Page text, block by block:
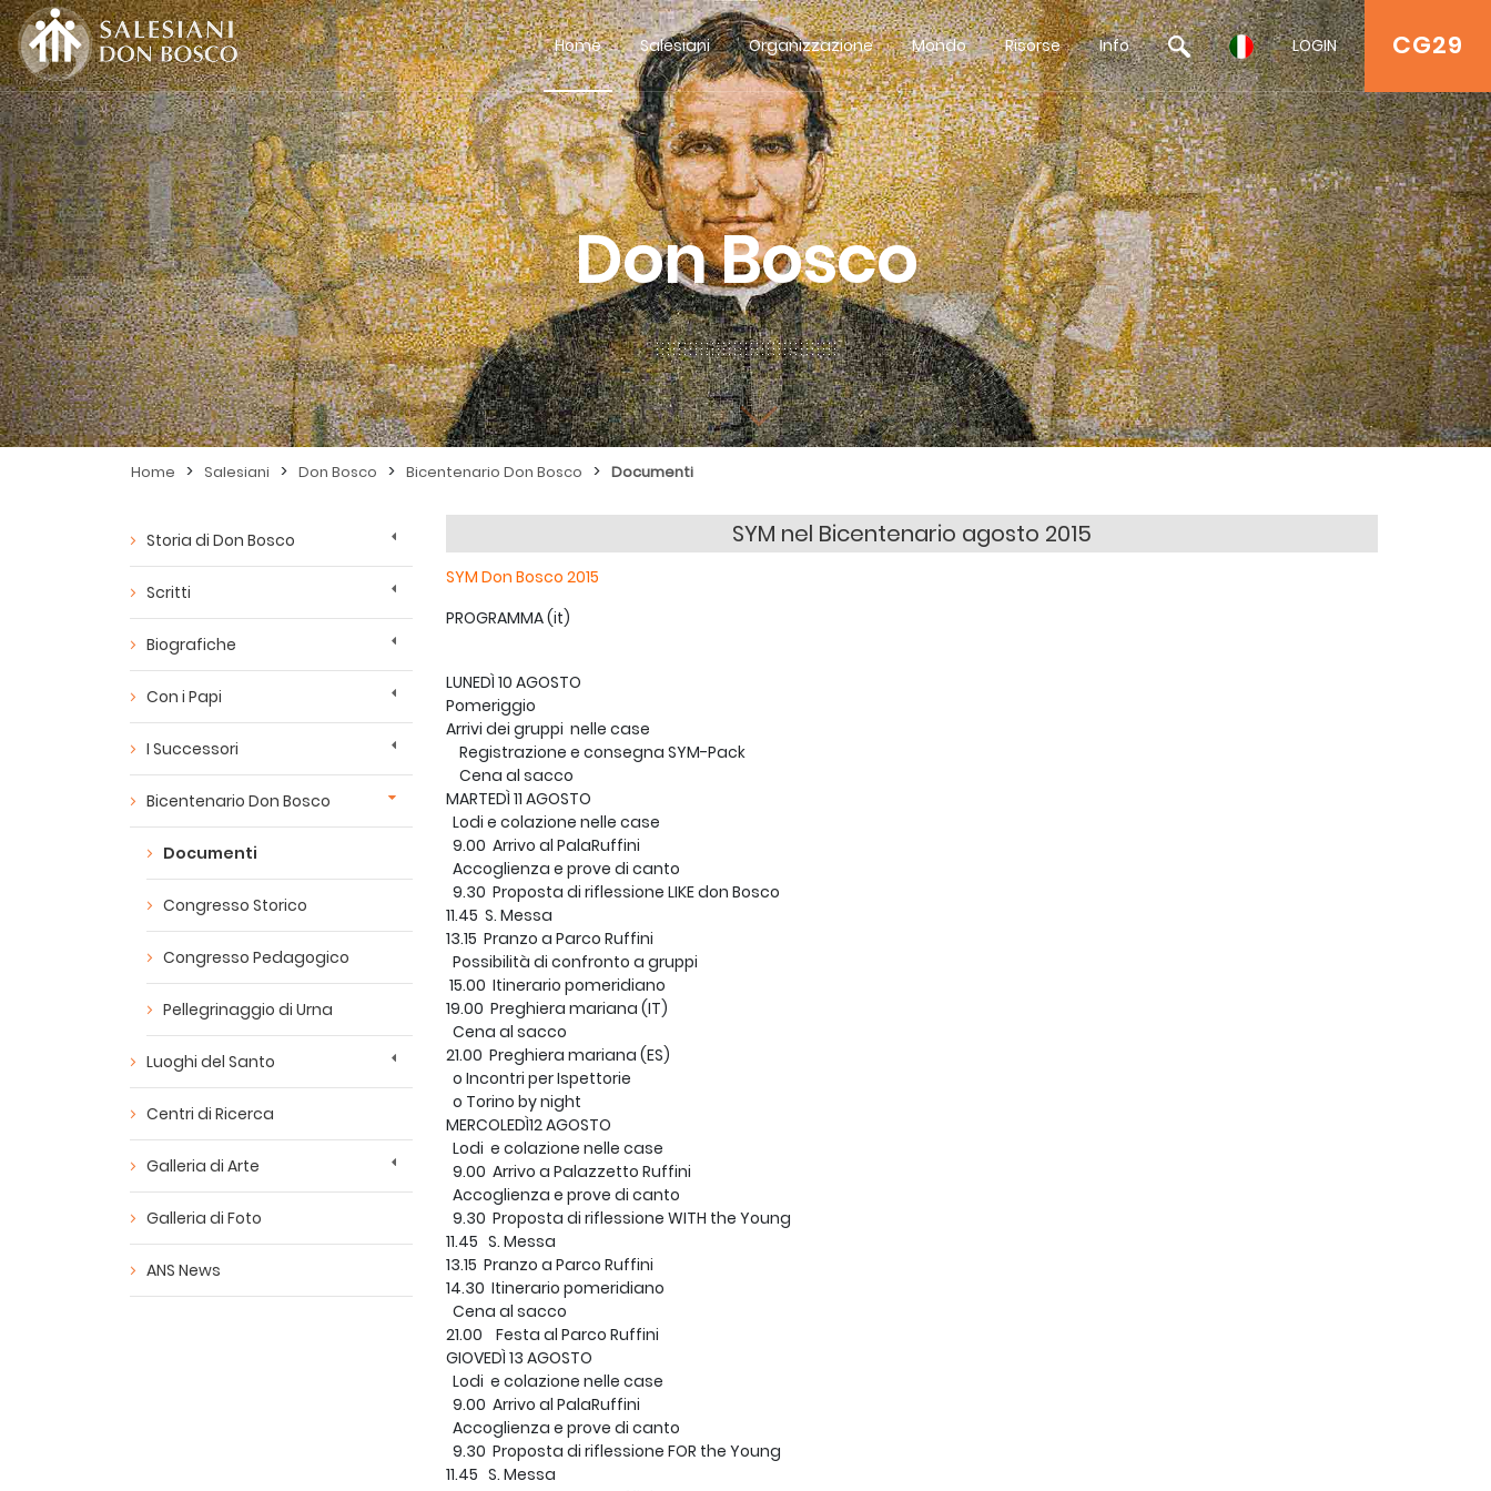
CG29
Home Salesiani Organizzazione Mondo Risorse Info LOGIN
Don Bosco
Home > Salesiani > Don Bosco > Bicentenario Don Bosco > Documenti
Storia di Don Bosco
Scritti
Biografiche
Con i Papi
I Successori
Bicentenario Don Bosco
Documenti
Congresso Storico
Congresso Pedagogico
Pellegrinaggio di Urna
Luoghi del Santo
Centri di Ricerca
Galleria di Arte
Galleria di Foto
ANS News
SYM nel Bicentenario agosto 2015
SYM Don Bosco 2015
PROGRAMMA (it)
LUNEDÌ 10 AGOSTO
Pomeriggio
Arrivi dei gruppi nelle case
Registrazione e consegna SYM-Pack
Cena al sacco
MARTEDÌ 11 AGOSTO
Lodi e colazione nelle case
9.00 Arrivo al PalaRuffini
Accoglienza e prove di canto
9.30 Proposta di riflessione LIKE don Bosco
11.45 S. Messa
13.15 Pranzo a Parco Ruffini
Possibilità di confronto a gruppi
15.00 Itinerario pomeridiano
19.00 Preghiera mariana (IT)
Cena al sacco
21.00 Preghiera mariana (ES)
o Incontri per Ispettorie
o Torino by night
MERCOLEDÌ12 AGOSTO
Lodi e colazione nelle case
9.00 Arrivo a Palazzetto Ruffini
Accoglienza e prove di canto
9.30 Proposta di riflessione WITH the Young
11.45 S. Messa
13.15 Pranzo a Parco Ruffini
14.30 Itinerario pomeridiano
Cena al sacco
21.00 Festa al Parco Ruffini
GIOVEDÌ 13 AGOSTO
Lodi e colazione nelle case
9.00 Arrivo al PalaRuffini
Accoglienza e prove di canto
9.30 Proposta di riflessione FOR the Young
11.45 S. Messa